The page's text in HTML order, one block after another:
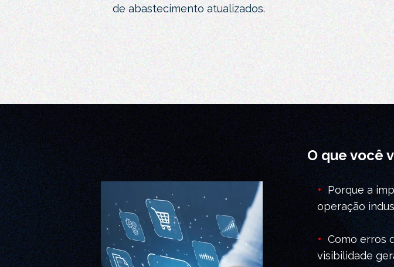
de abastecimento atualizados.
O que você
•Porque a
operação
•Como erros
visibilidade